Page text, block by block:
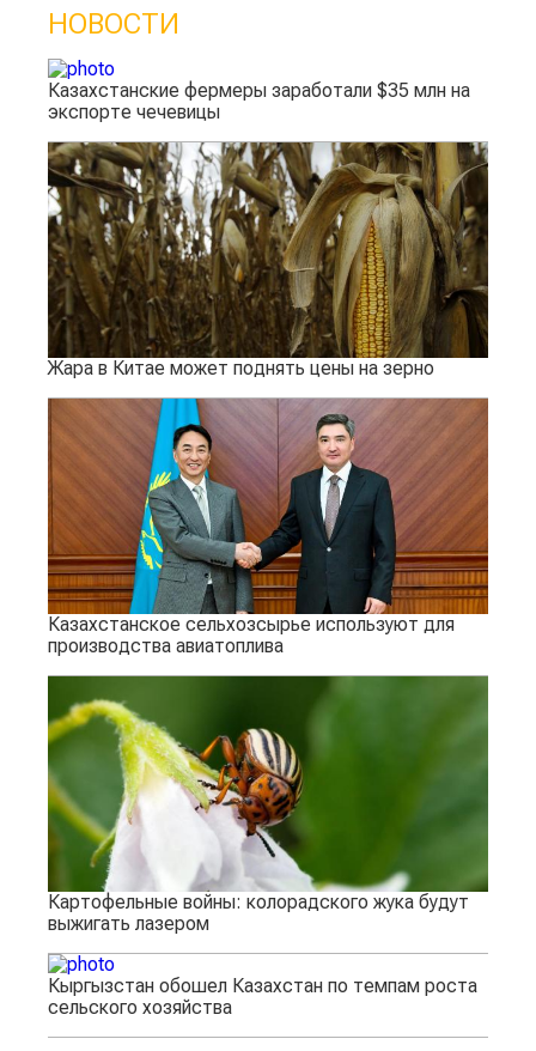
НОВОСТИ
Казахстанские фермеры заработали $35 млн на
экспорте чечевицы
Жара в Китае может поднять цены на зерно
Казахстанское сельхозсырье используют для
производства авиатоплива
Картофельные войны: колорадского жука будут
выжигать лазером
Кыргызстан обошел Казахстан по темпам роста
сельского хозяйства